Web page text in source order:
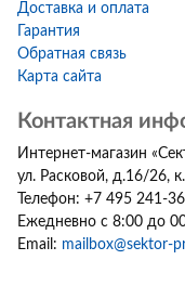
Доставка и оплата
Гарантия
Обратная связь
Карта сайта
Контактная
Интернет-магазин «
ул. Расковой, д.16/26,
Телефон: +7 495 241-
Ежедневно с 8:00 до
Email: mailbox@sektor-